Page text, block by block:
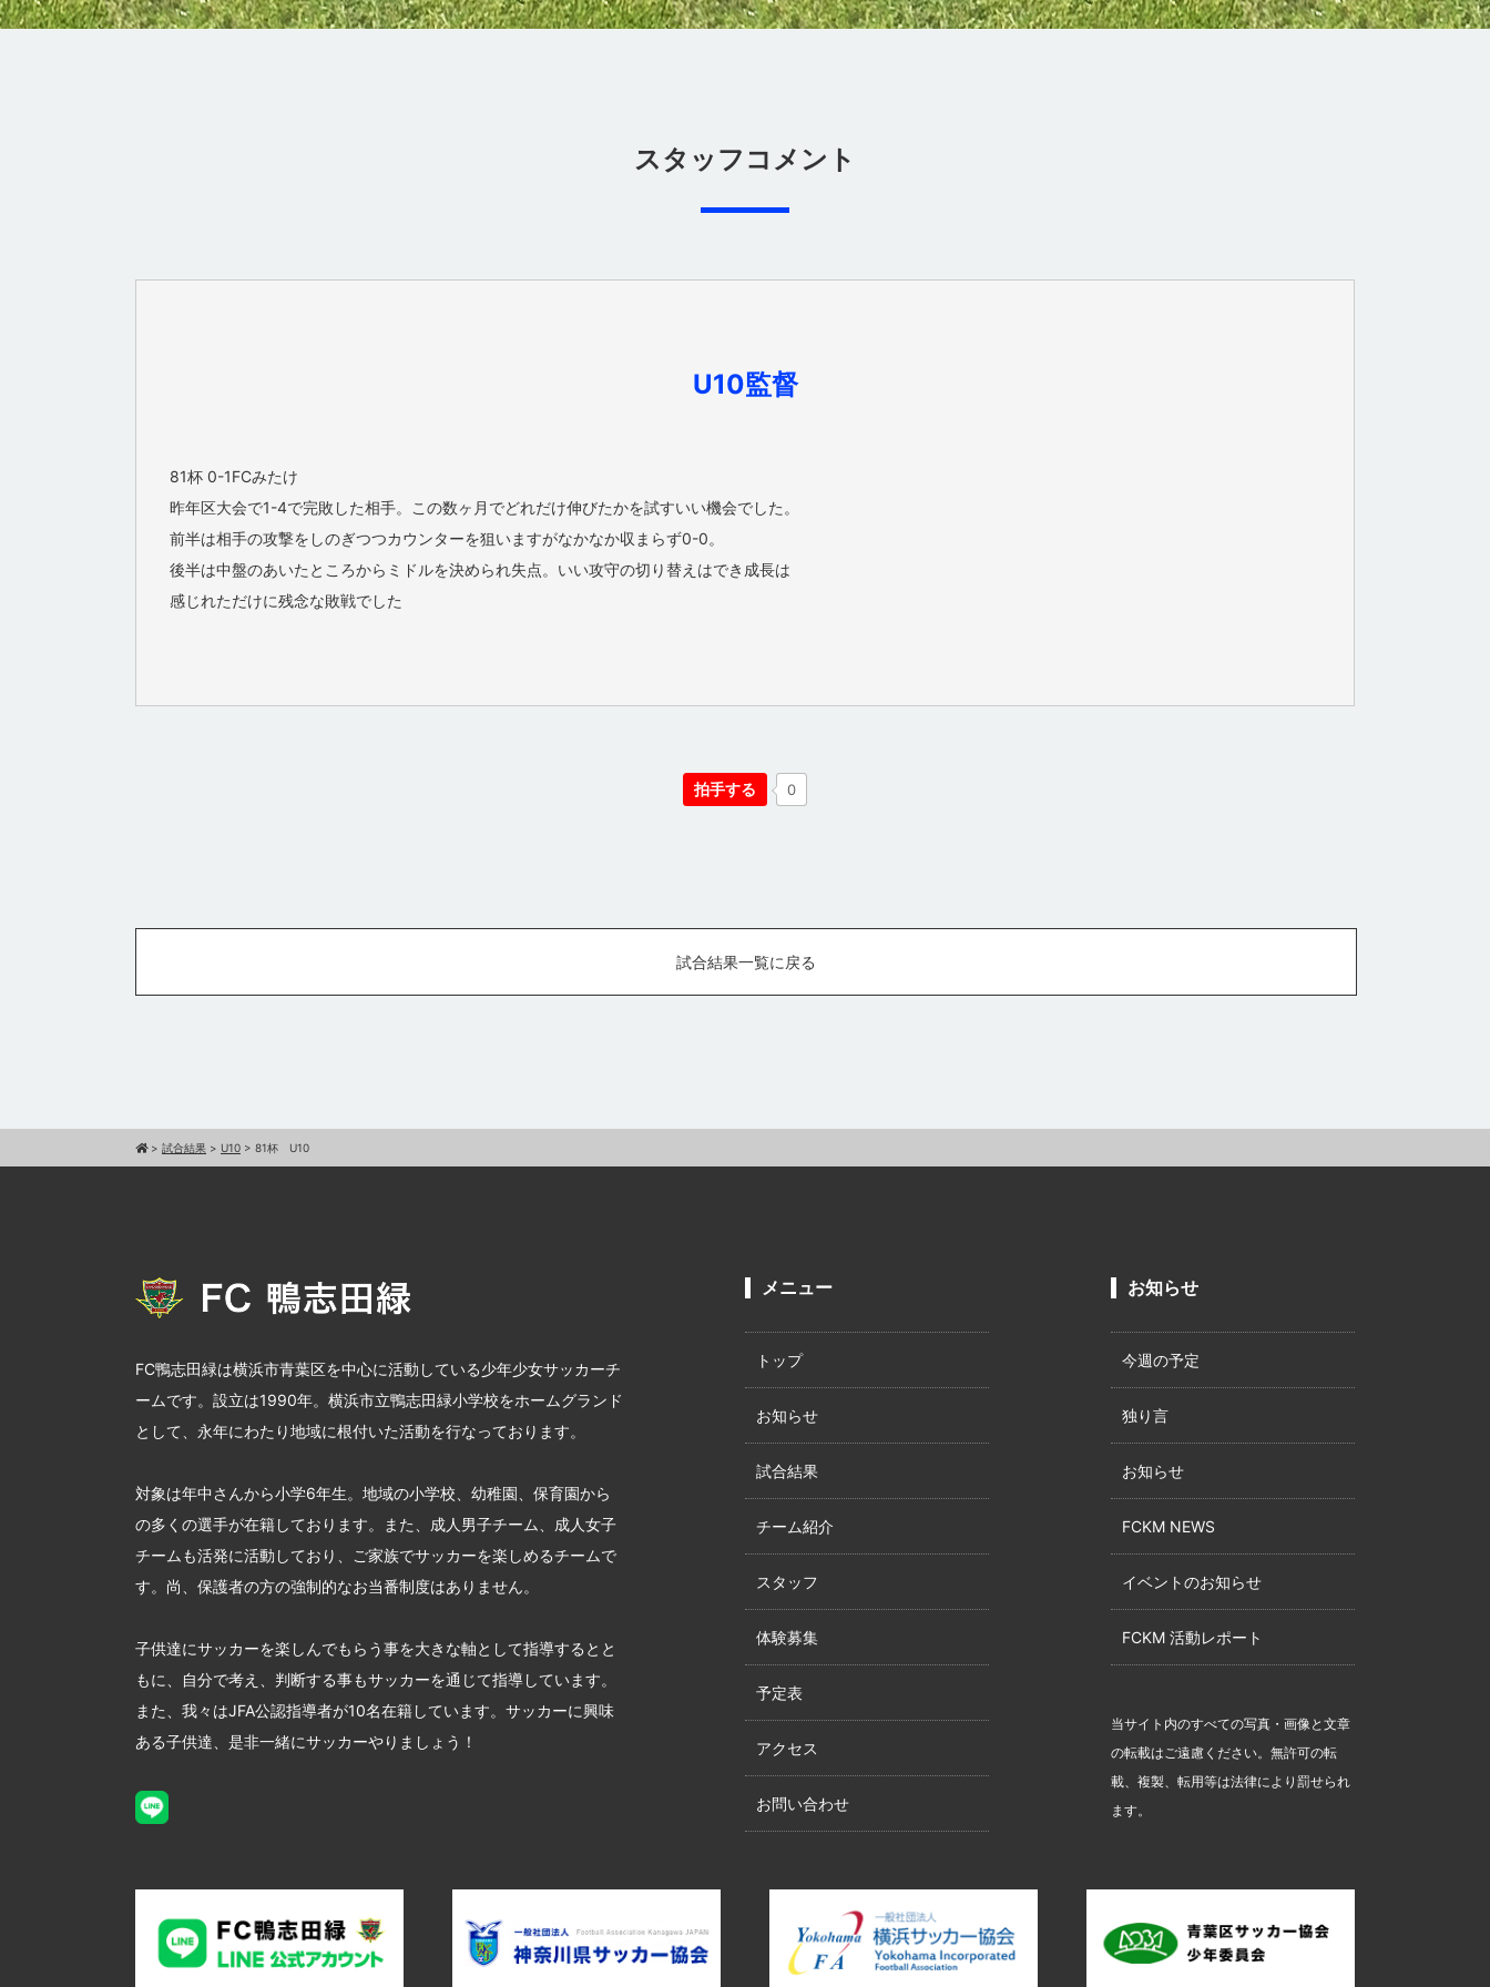
スタッフコメント
U10監督
81杯 0-1FCみたけ
昨年区大会で1-4で完敗した相手。この数ヶ月でどれだけ伸びたかを試すいい機会でした。
前半は相手の攻撃をしのぎつつカウンターを狙いますがなかなか収まらず0-0。
後半は中盤のあいたところからミドルを決められ失点。いい攻守の切り替えはでき成長は
感じれただけに残念な敗戦でした
拍手する 0
試合結果一覧に戻る
> 試合結果 > U10 > 81杯 U10
FC鴨志田緑は横浜市青葉区を中心に活動している少年少女サッカーチ
ームです。設立は1990年。横浜市立鴨志田緑小学校をホームグランド
として、永年にわたり地域に根付いた活動を行なっております。
対象は年中さんから小学6年生。地域の小学校、幼稚園、保育園から
の多くの選手が在籍しております。また、成人男子チーム、成人女子
チームも活発に活動しており、ご家族でサッカーを楽しめるチームで
す。尚、保護者の方の強制的なお当番制度はありません。
子供達にサッカーを楽しんでもらう事を大きな軸として指導するとと
もに、自分で考え、判断する事もサッカーを通じて指導しています。
また、我々はJFA公認指導者が10名在籍しています。サッカーに興味
ある子供達、是非一緒にサッカーやりましょう！
メニュー
トップ
お知らせ
試合結果
チーム紹介
スタッフ
体験募集
予定表
アクセス
お問い合わせ
お知らせ
今週の予定
独り言
お知らせ
FCKM NEWS
イベントのお知らせ
FCKM 活動レポート
当サイト内のすべての写真・画像と文章
の転載はご遠慮ください。無許可の転
載、複製、転用等は法律により罰せられ
ます。